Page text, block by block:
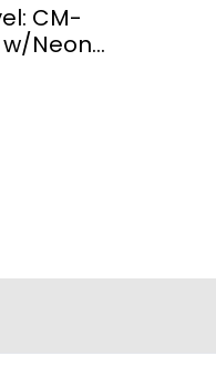
CM-
Neon